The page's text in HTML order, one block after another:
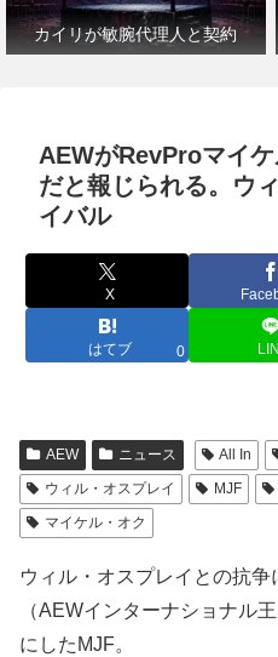
カイリが敏腕代理人と契約
AEWがRevProマイ
だと報じられる。ウ
イバル
X
はてブ 0
AEW ニュース All In
ウィル・オスプレイ
MJF
マイケル・オク
ウィル・オスプレイとの抗
（AEWインターナショナル
にしたMJF。